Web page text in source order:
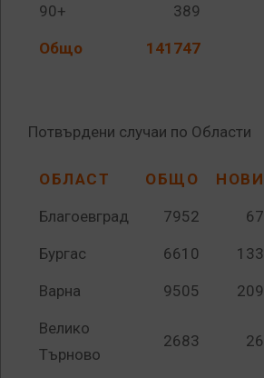
90+ 389
Общо 141747
Потвърдени случаи по Области
ОБЛАСТ ОБЩО НОВИ
Благоевград 7952 67
Бургас 6610 133
Варна 9505 209
Велико
Търново
2683 26